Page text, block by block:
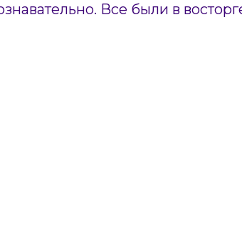
Все были в